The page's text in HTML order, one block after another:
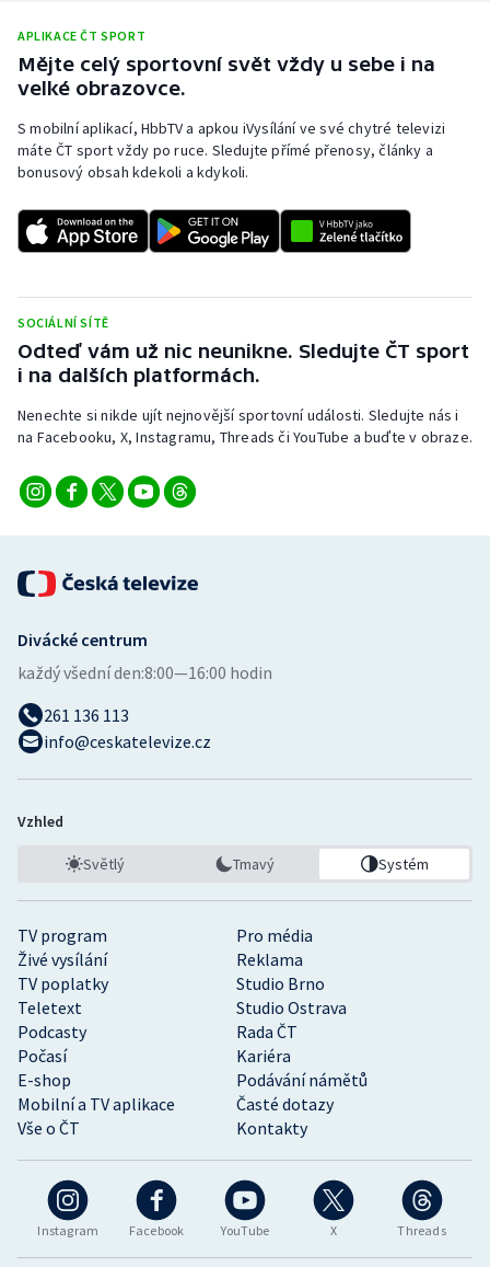
Ragby
Rychlobruslení
Rychlostní kanoistika
Sportovní střelba
Stolní tenis
Triatlon
Veslování
Volejbal
APLIKACE ČT SPORT
Mějte celý sportovní svět vždy u sebe i na
velké obrazovce.
S mobilní aplikací, HbbTV a apkou iVysílání ve své chytré televizi
máte ČT sport vždy po ruce. Sledujte přímé přenosy, články a
bonusový obsah kdekoli a kdykoli.
SOCIÁLNÍ SÍTĚ
Odteď vám už nic neunikne. Sledujte ČT sport
i na dalších platformách.
Nenechte si nikde ujít nejnovější sportovní události. Sledujte nás i
na Facebooku, X, Instagramu, Threads či YouTube a buďte v obraze.
Instagram Facebook YouTube X Threads
TV program
Pro média
Živé vysílání
Reklama
TV poplatky
Studio Brno
Teletext
Studio Ostrava
Podcasty
Rada ČT
Počasí
Kariéra
E-shop
Podávání námětů
Mobilní a TV aplikace
Časté dotazy
Vše o ČT
Kontakty
Divácké centrum
každý všední den:8:00—16:00 hodin
261 136 113
info@ceskatelevize.cz
Vzhled
Světlý Tmavý Systém